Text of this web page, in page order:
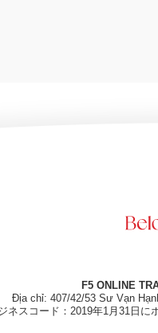
F5 ONLINE
Địa chỉ: 407/42/53 Sư Vạn
ネスコード：2019年1月31日に